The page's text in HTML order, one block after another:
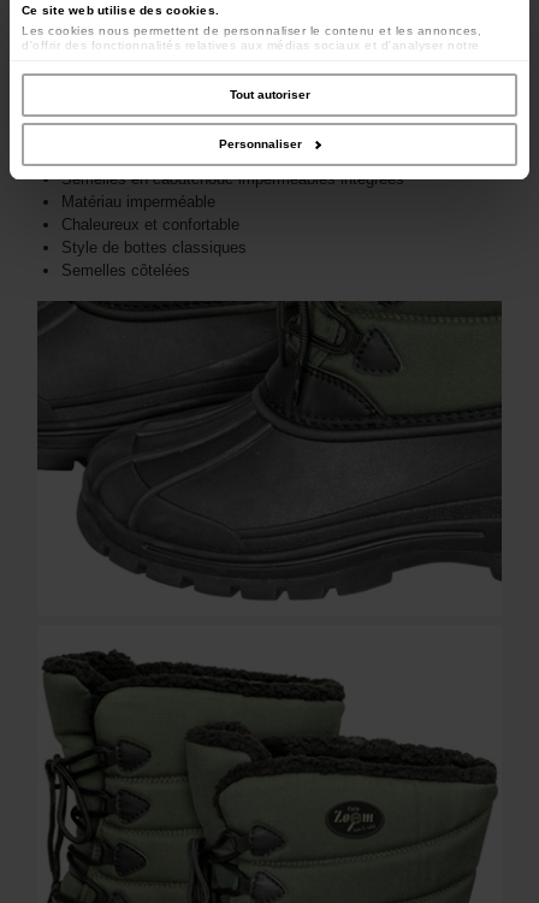
Ce site web utilise des cookies.
Les cookies nous permettent de personnaliser le contenu et les annonces,
d'offrir des fonctionnalités relatives aux médias sociaux et d'analyser notre
avec nos partenaires de médias sociaux, de publicité et d'analyse, qui peuvent
combiner celles-ci avec d'autres informations que vous leur avez fournies ou
qu'ils ont collectées lors de votre utilisation de leurs services.
Tout autoriser
Personnaliser
Semelles en caoutchouc imperméables intégrées
Matériau imperméable
Chaleureux et confortable
Style de bottes classiques
Semelles côtelées